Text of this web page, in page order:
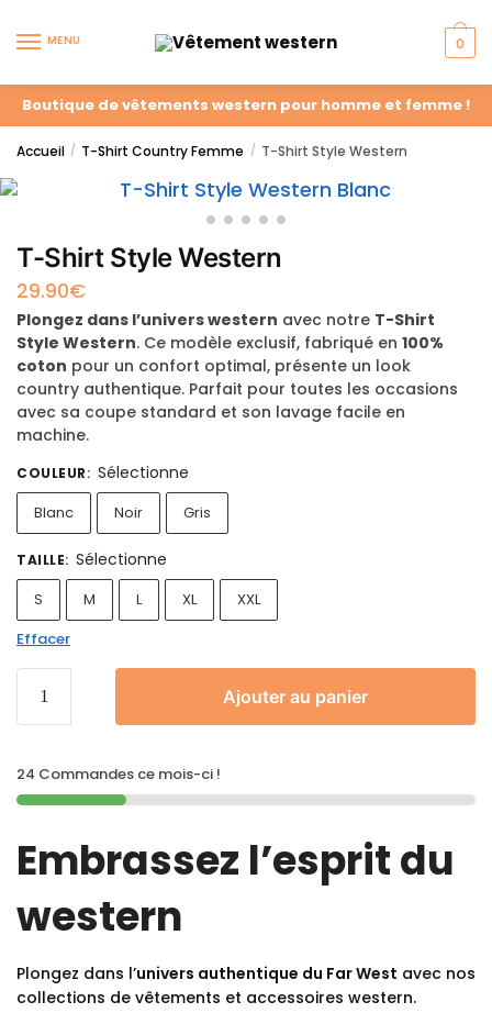
MENU 0
Boutique de vêtements western pour homme et femme !
Accueil / T-Shirt Country Femme / T-Shirt Style Western
T-Shirt Style Western
29.90€
Plongez dans l’univers western avec notre T-Shirt
Style Western. Ce modèle exclusif, fabriqué en 100%
coton pour un confort optimal, présente un look
country authentique. Parfait pour toutes les occasions
avec sa coupe standard et son lavage facile en
machine.
COULEUR: Sélectionne
Blanc Noir Gris
TAILLE: Sélectionne
S M L XL
XXL
Effacer
Ajouter au panier
24 Commandes ce mois-ci !
Embrassez l’esprit du
western
Plongez dans l’univers authentique du Far West avec nos
collections de vêtements et accessoires western.